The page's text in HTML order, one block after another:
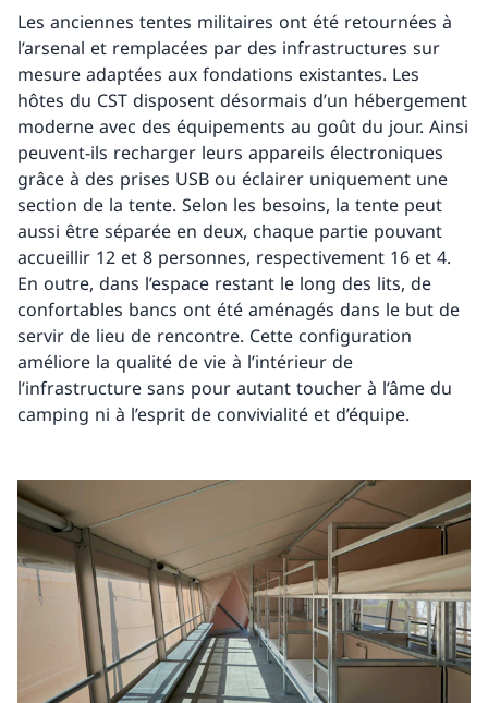
Les anciennes tentes militaires ont été retournées à
l’arsenal et remplacées par des infrastructures sur
mesure adaptées aux fondations existantes. Les
hôtes du CST disposent désormais d’un hébergement
moderne avec des équipements au goût du jour. Ainsi
peuvent-ils recharger leurs appareils électroniques
grâce à des prises USB ou éclairer uniquement une
section de la tente. Selon les besoins, la tente peut
aussi être séparée en deux, chaque partie pouvant
accueillir 12 et 8 personnes, respectivement 16 et 4.
En outre, dans l’espace restant le long des lits, de
confortables bancs ont été aménagés dans le but de
servir de lieu de rencontre. Cette configuration
améliore la qualité de vie à l’intérieur de
l’infrastructure sans pour autant toucher à l’âme du
camping ni à l’esprit de convivialité et d’équipe.